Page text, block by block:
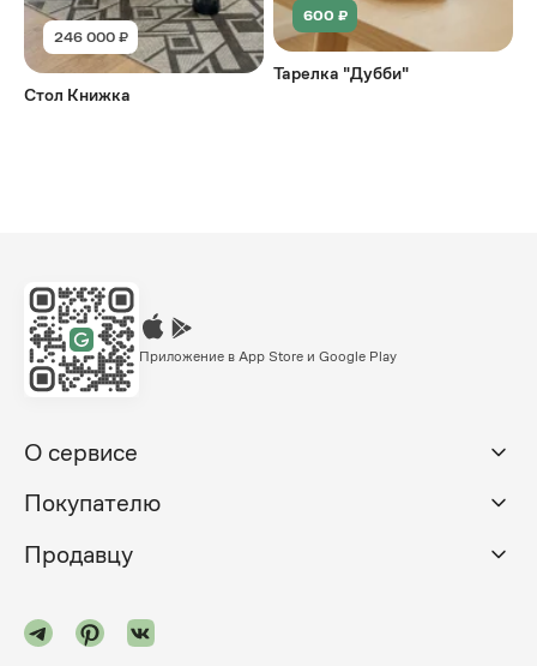
246 000 ₽
Стол Книжка
600 ₽
Тарелка "Дубби"
Приложение в App Store и Google Play
О сервисе
Покупателю
Продавцу